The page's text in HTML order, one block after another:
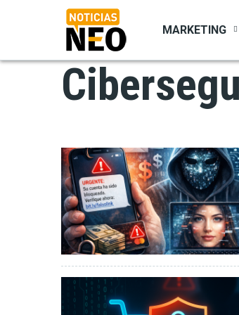
principal
MARKETING